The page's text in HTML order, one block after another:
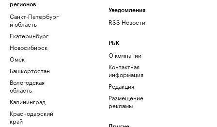
регионов
Санкт-Петербург
и область
Екатеринбург
Новосибирск
Омск
Башкортостан
Вологодская
область
Калининград
Краснодарский
край
Уведомления
RSS Новости
РБК
О компании
Контактная
информация
Редакция
Размещение
рекламы